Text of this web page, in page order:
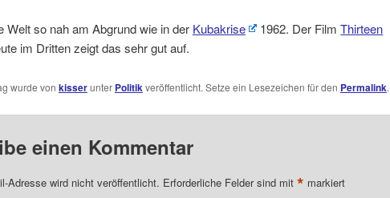
Welt so nah am Abgrund wie in der Kubakrise 1962. Der FilmThirteen
im Dritten zeigt das sehr gut auf.
wurde von kisserunter Politikveröffentlicht. Setze ein Lesezeichen für den Permalink.
einen Kommentar
Adresse wird nicht veröffentlicht. Erforderliche Felder sind mit * markiert